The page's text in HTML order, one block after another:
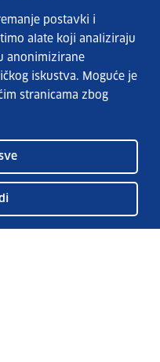
postavki i
alate koji analiziraju
anonimizirane
iskustva. Moguće je
stranicama zbog